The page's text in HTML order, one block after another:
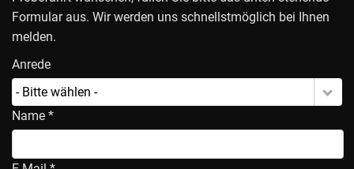
Formular aus. Wir werden uns schnellstmöglich bei Ihnen
melden.
Anrede
- Bitte wählen -
Name *